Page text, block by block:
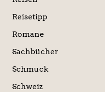
Reisetipp
Romane
Sachbücher
Schmuck
Schweiz